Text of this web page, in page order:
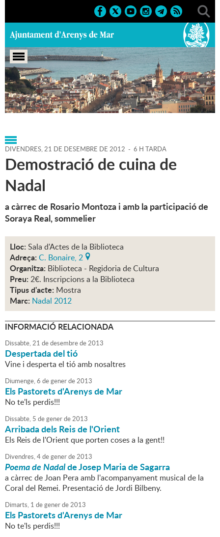
Portada > Agenda > 21-12-
2012 > Marcs > Culturals > 2012 > Nadal 2012
DIVENDRES,21 DE DESEMBRE DE 2012 - 6 H TARDA
Demostració de cuina de
Nadal
a càrrec de Rosario Montoza i amb la participació de
Soraya Real, sommelier
Lloc: Sala d'Actes de la Biblioteca
Adreça: C. Bonaire, 2
Organitza: Biblioteca - Regidoria de Cultura
Preu: 2€. Inscripcions a la Biblioteca
Tipus d'acte: Mostra
Marc: Nadal 2012
INFORMACIÓ RELACIONADA
Dissabte,21 dedesembrede2013
Despertada del tió
Vine i desperta el tió amb nosaltres
Diumenge,6 degenerde2013
Els Pastorets d'Arenys de Mar
No te'ls perdis!!!
Dissabte, 5 degenerde2013
Arribada dels Reis de l'Orient
Els Reis de l'Orient que porten coses a la gent!!
Divendres,4degenerde2013
Poema de Nadalde Josep Maria de Sagarra
a càrrec de Joan Pera amb l'acompanyament musical de la
Coral del Remei. Presentació de Jordi Bilbeny.
Dimarts, 1 degenerde2013
Els Pastorets d'Arenys de Mar
No te'ls perdis!!!